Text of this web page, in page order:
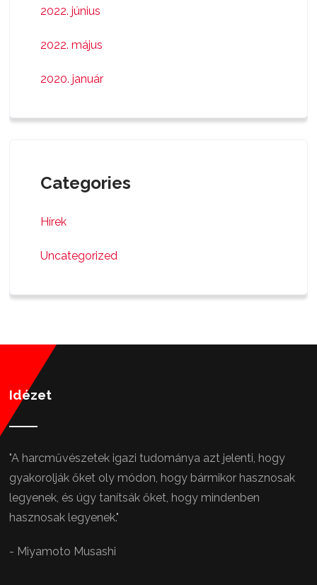
2022. június
2022. május
2020. január
Categories
Hírek
Uncategorized
Idézet
"A harcművészetek igazi tudománya azt jelenti, hogy
gyakorolják őket oly módon, hogy bármikor hasznosak
legyenek, és úgy tanítsák őket, hogy mindenben
hasznosak legyenek."
- Miyamoto Musashi